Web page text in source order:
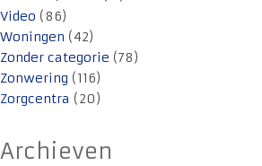
Video (86)
Woningen (42)
Zonder categorie (78)
Zonwering (116)
Zorgcentra (20)
Archieven